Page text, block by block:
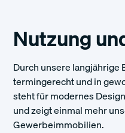
Nutzung
Durch unsere
termingerecht und in
steht für modernes
und zeigt einmal mehr
Gewerbeimmobilien.